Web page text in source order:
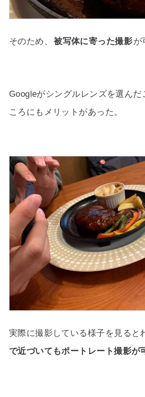
そのため、 被写体に寄った撮影が
Googleがシングルレンズを選んだ
ころにもメリットがあった。
実際に撮影している様子を見ると
で近づいてもポートレート撮影が